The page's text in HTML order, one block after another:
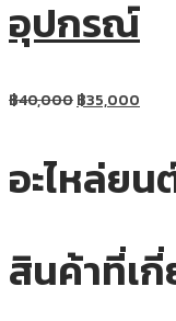
อุปกรณ์
฿40,000฿35,000
อะไหล่ย
สินค้าที่เ